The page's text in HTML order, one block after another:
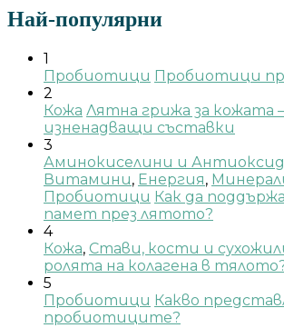
Най-популярни
1
Пробиотици Пробиотици
2
Кожа Лятна грижа за кожата
изненадващи съставки
3
Аминокиселини и
Витамини, Енергия,
Пробиотици Как да
памет през лятото?
4
Кожа, Стави, кости и
ролята на колагена в
5
Пробиотици Какво
пробиотиците?